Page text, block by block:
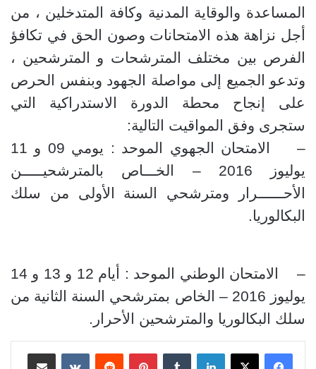
المساعدة والوقاية المدنية وكافة المتدخلين ، من
أجل نزاهة هذه الامتحانات وصون الحق في تكافؤ
الفرص بين مختلف المترشحات و المترشحين ،
وتدعو الجميع إلى مواصلة الجهود وبنفس الحرص
على إنجاح محطة الدورة الاستدراكية التي
ستجرى وفق المواقيت التالية:
–
الامتحان الجهوي الموحد : يومي 09 و 11
يوليوز 2016 – الخـــاص بالمترشحيـــــن
الأحــــــرار
ومترشحي السنة الأولى من سلك
البكالوريا.
–
الامتحان الوطني الموحد : أيام 12 و 13 و 14
يوليوز 2016 – الخاص بمترشحي السنة الثانية من
سلك البكالوريا والمترشحين الأحرار.
لينكدإن بينتيريست مشاركة عبر البريد